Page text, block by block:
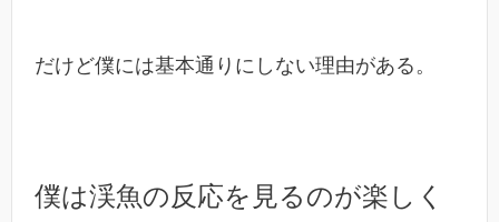
だけど僕には基本通りにしない理由がある。
僕は渓魚の反応を見るのが楽しく